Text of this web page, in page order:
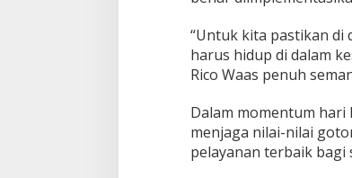
“Untuk kita pastikan di
harus hidup di dalam
Rico Waas penuh
Dalam momentum hari
menjaga nilai-nilai
pelayanan terbaik bagi